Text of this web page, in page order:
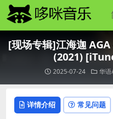
[现场专辑]江海迦 AGA
(2021)
2025-07-24 华语
详情介绍 常见问题